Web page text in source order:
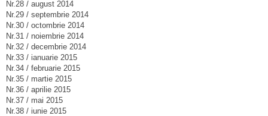
Nr.28 / august 2014
Nr.29 / septembrie 2014
Nr.30 / octombrie 2014
Nr.31 / noiembrie 2014
Nr.32 / decembrie 2014
Nr.33 / ianuarie 2015
Nr.34 / februarie 2015
Nr.35 / martie 2015
Nr.36 / aprilie 2015
Nr.37 / mai 2015
Nr.38 / iunie 2015